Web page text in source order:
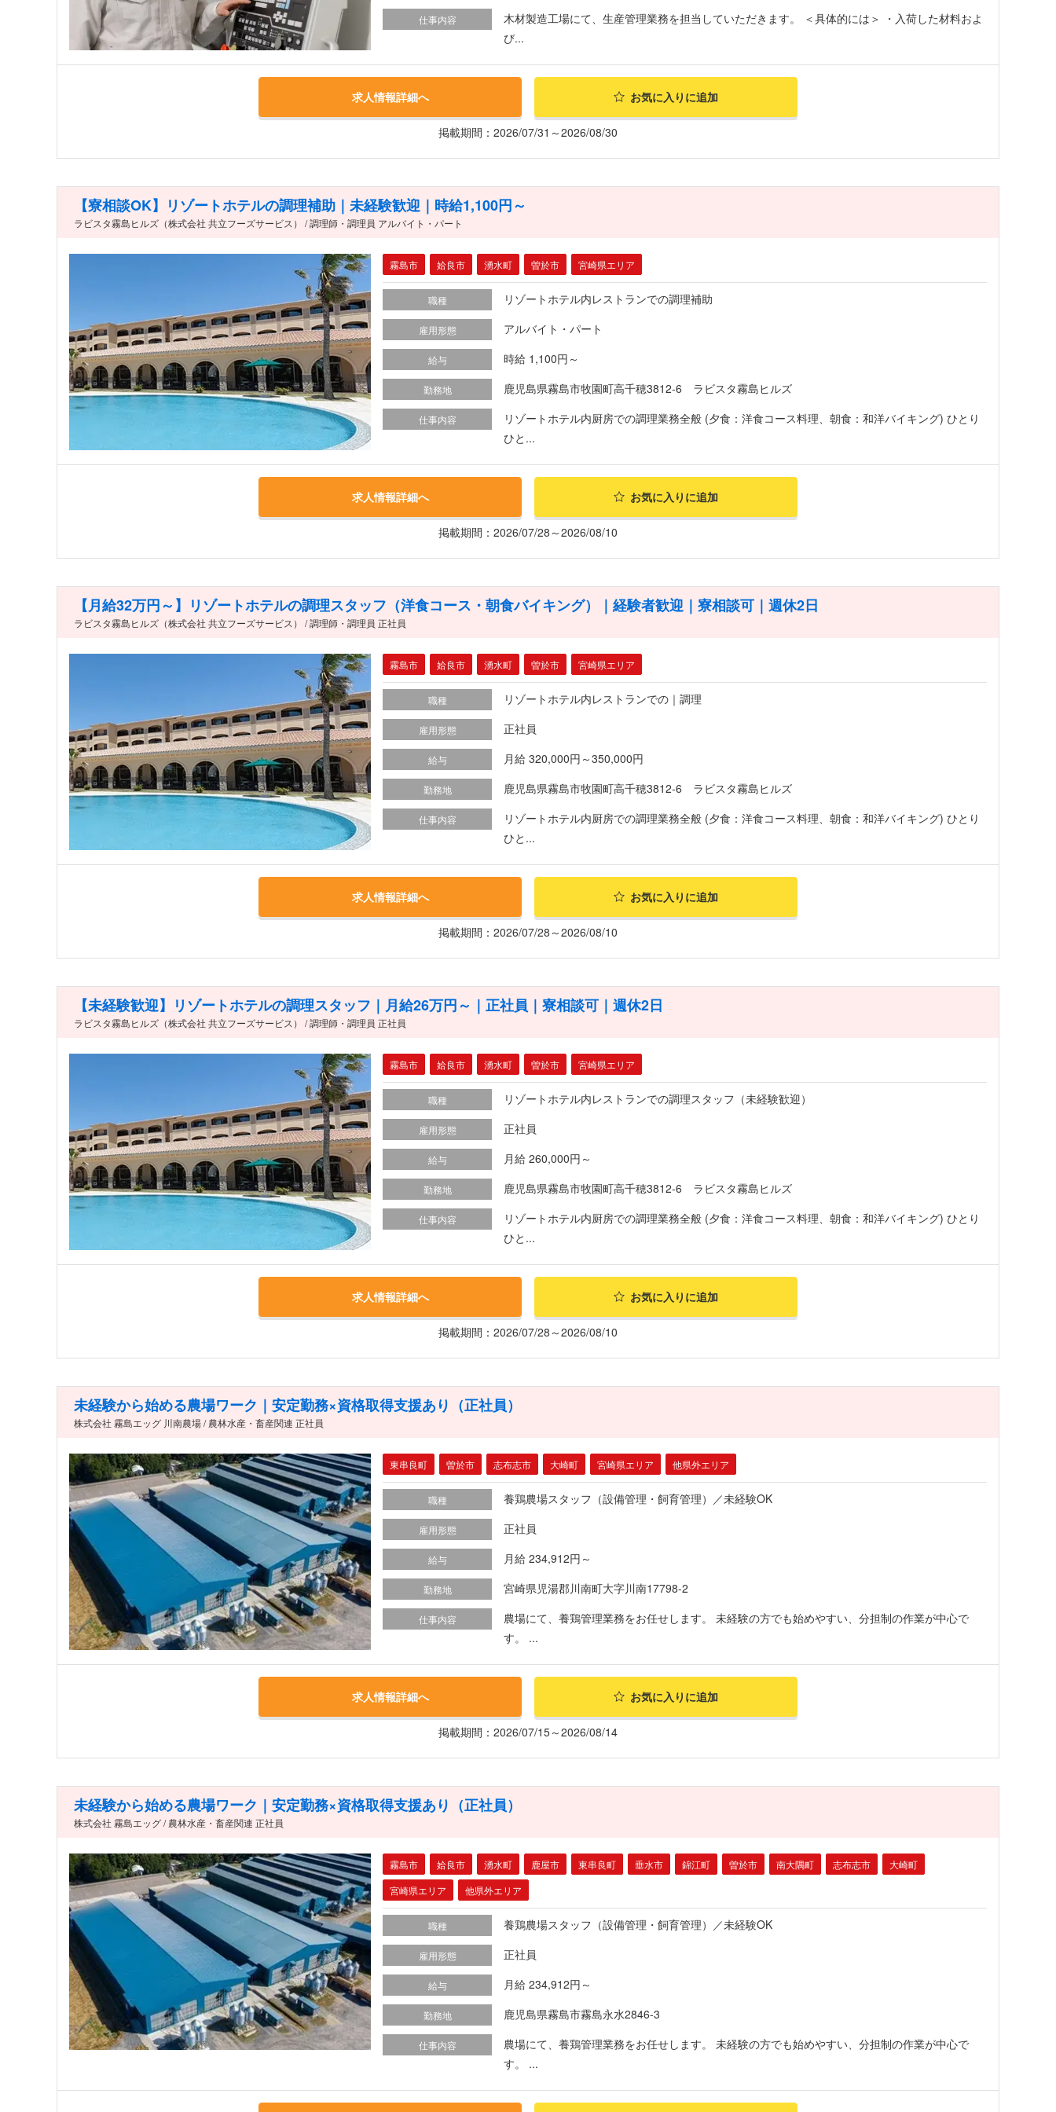
仕事内容
木材製造工場にて、生産管理業務を担当していただきます。 ＜具体的には＞ ・入荷した材料およ
び...
求人情報詳細へ お気に入りに追加
掲載期間：2026/07/31～2026/08/30
【寮相談OK】リゾートホテルの調理補助｜未経験歓迎｜時給1,100円～
ラビスタ霧島ヒルズ（株式会社 共立フーズサービス） / 調理師・調理員 アルバイト・パート
霧島市 姶良市 湧水町 曽於市 宮崎県エリア
職種 リゾートホテル内レストランでの調理補助
雇用形態 アルバイト・パート
給与 時給 1,100円～
勤務地 鹿児島県霧島市牧園町高千穂3812-6 ラビスタ霧島ヒルズ
仕事内容
リゾートホテル内厨房での調理業務全般 (夕食：洋食コース料理、朝食：和洋バイキング) ひとり
ひと...
求人情報詳細へ お気に入りに追加
掲載期間：2026/07/28～2026/08/10
【月給32万円～】リゾートホテルの調理スタッフ（洋食コース・朝食バイキング）｜経験者歓迎｜寮相談可｜週休2日
ラビスタ霧島ヒルズ（株式会社 共立フーズサービス） / 調理師・調理員 正社員
霧島市 姶良市 湧水町 曽於市 宮崎県エリア
職種 リゾートホテル内レストランでの｜調理
雇用形態 正社員
給与 月給 320,000円～350,000円
勤務地 鹿児島県霧島市牧園町高千穂3812-6 ラビスタ霧島ヒルズ
仕事内容
リゾートホテル内厨房での調理業務全般 (夕食：洋食コース料理、朝食：和洋バイキング) ひとり
ひと...
求人情報詳細へ お気に入りに追加
掲載期間：2026/07/28～2026/08/10
【未経験歓迎】リゾートホテルの調理スタッフ｜月給26万円～｜正社員｜寮相談可｜週休2日
ラビスタ霧島ヒルズ（株式会社 共立フーズサービス） / 調理師・調理員 正社員
霧島市 姶良市 湧水町 曽於市 宮崎県エリア
職種 リゾートホテル内レストランでの調理スタッフ（未経験歓迎）
雇用形態 正社員
給与 月給 260,000円～
勤務地 鹿児島県霧島市牧園町高千穂3812-6 ラビスタ霧島ヒルズ
仕事内容
リゾートホテル内厨房での調理業務全般 (夕食：洋食コース料理、朝食：和洋バイキング) ひとり
ひと...
求人情報詳細へ お気に入りに追加
掲載期間：2026/07/28～2026/08/10
未経験から始める農場ワーク｜安定勤務×資格取得支援あり（正社員）
株式会社 霧島エッグ 川南農場 / 農林水産・畜産関連 正社員
東串良町 曽於市 志布志市 大崎町 宮崎県エリア 他県外エリア
職種 養鶏農場スタッフ（設備管理・飼育管理）／未経験OK
雇用形態 正社員
給与 月給 234,912円～
勤務地 宮崎県児湯郡川南町大字川南17798-2
仕事内容
農場にて、養鶏管理業務をお任せします。 未経験の方でも始めやすい、分担制の作業が中心で
す。 ...
求人情報詳細へ お気に入りに追加
掲載期間：2026/07/15～2026/08/14
未経験から始める農場ワーク｜安定勤務×資格取得支援あり（正社員）
株式会社 霧島エッグ / 農林水産・畜産関連 正社員
霧島市 姶良市 湧水町 鹿屋市 東串良町 垂水市 錦江町 曽於市 南大隅町 志布志市
大崎町
宮崎県エリア
他県外エリア
職種 養鶏農場スタッフ（設備管理・飼育管理）／未経験OK
雇用形態 正社員
給与 月給 234,912円～
勤務地 鹿児島県霧島市霧島永水2846-3
仕事内容
農場にて、養鶏管理業務をお任せします。 未経験の方でも始めやすい、分担制の作業が中心で
す。 ...